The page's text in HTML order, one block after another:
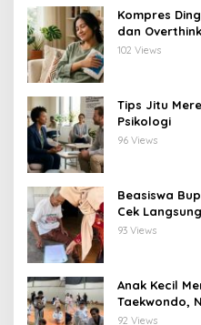
Kompres
dan
102 Views
Tips Jitu
Psikologi
96 Views
Beasiswa
Cek
Tepat Sasaran
93 Views
Anak Kecil
Taekwondo,
92 Views